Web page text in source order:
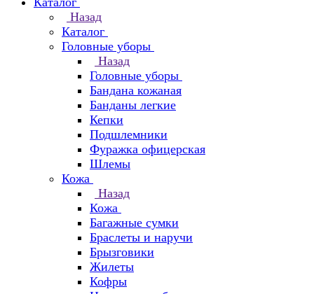
Назад
Каталог
Головные уборы
Назад
Головные уборы
Бандана кожаная
Банданы легкие
Кепки
Подшлемники
Фуражка офицерская
Шлемы
Кожа
Назад
Кожа
Багажные сумки
Браслеты и наручи
Брызговики
Жилеты
Кофры